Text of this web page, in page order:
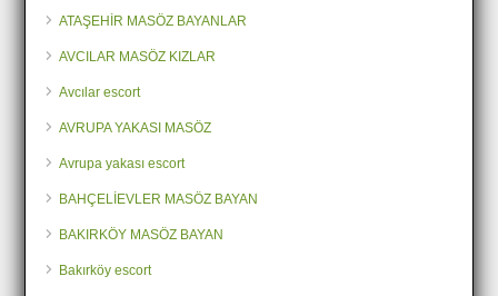
ATAŞEHİR MASÖZ BAYANLAR
AVCILAR MASÖZ KIZLAR
Avcılar escort
AVRUPA YAKASI MASÖZ
Avrupa yakası escort
BAHÇELİEVLER MASÖZ BAYAN
BAKIRKÖY MASÖZ BAYAN
Bakırköy escort